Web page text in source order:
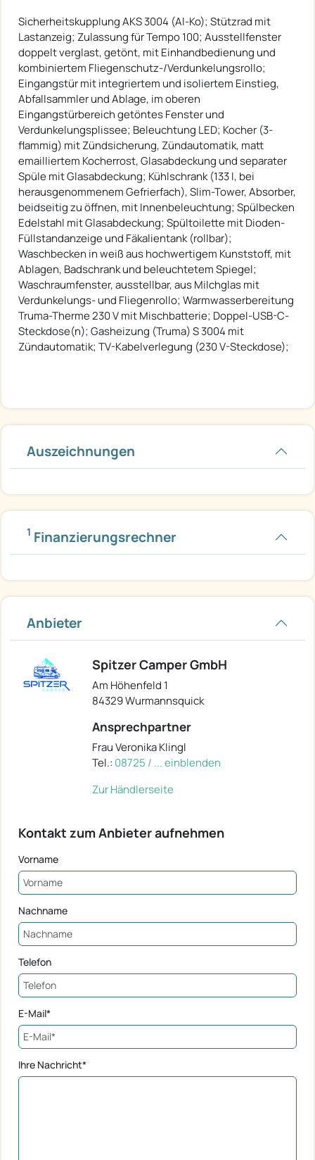
Sicherheitskupplung AKS 3004 (Al-Ko); Stützrad mit
Lastanzeig; Zulassung für Tempo 100; Ausstellfenster
doppelt verglast, getönt, mit Einhandbedienung und
kombiniertem Fliegenschutz-/Verdunkelungsrollo;
Eingangstür mit integriertem und isoliertem Einstieg,
Abfallsammler und Ablage, im oberen
Eingangstürbereich getöntes Fenster und
Verdunkelungsplissee; Beleuchtung LED; Kocher (3-
flammig) mit Zündsicherung, Zündautomatik, matt
emailliertem Kocherrost, Glasabdeckung und separater
Spüle mit Glasabdeckung; Kühlschrank (133 l, bei
herausgenommenem Gefrierfach), Slim-Tower, Absorber,
beidseitig zu öffnen, mit Innenbeleuchtung; Spülbecken
Edelstahl mit Glasabdeckung; Spültoilette mit Dioden-
Füllstandanzeige und Fäkalientank (rollbar);
Waschbecken in weiß aus hochwertigem Kunststoff, mit
Ablagen, Badschrank und beleuchtetem Spiegel;
Waschraumfenster, ausstellbar, aus Milchglas mit
Verdunkelungs- und Fliegenrollo; Warmwasserbereitung
Truma-Therme 230 V mit Mischbatterie; Doppel-USB-C-
Steckdose(n); Gasheizung (Truma) S 3004 mit
Zündautomatik; TV-Kabelverlegung (230 V-Steckdose);
Auszeichnungen
1 Finanzierungsrechner
Anbieter
Spitzer Camper GmbH
Am Höhenfeld 1
84329 Wurmannsquick
Ansprechpartner
Frau Veronika Klingl
Tel.: 08725 / ... einblenden
Zur Händlerseite
Kontakt zum Anbieter aufnehmen
Vorname
Nachname
Telefon
E-Mail*
Ihre Nachricht*